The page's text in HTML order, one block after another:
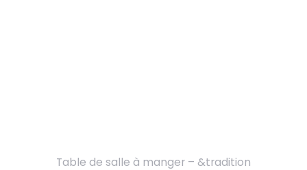
Table de salle à manger – &tradition